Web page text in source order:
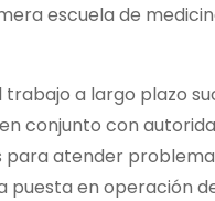
escuela de
trabajo a largo plazo
conjunto con
para atender
puesta en operación